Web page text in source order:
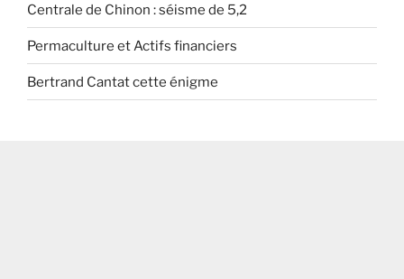
Centrale de Chinon : séisme de 5,2
Permaculture et Actifs financiers
Bertrand Cantat cette énigme